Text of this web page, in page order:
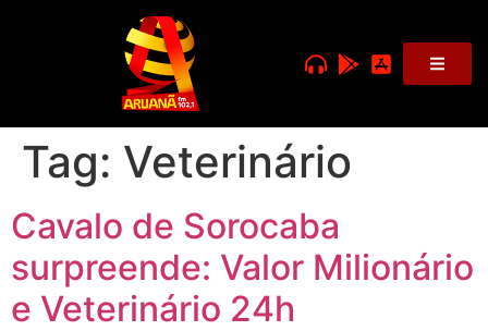
Tag: Veterinário
Cavalo de Sorocaba
surpreende: Valor Milionário
e Veterinário 24h